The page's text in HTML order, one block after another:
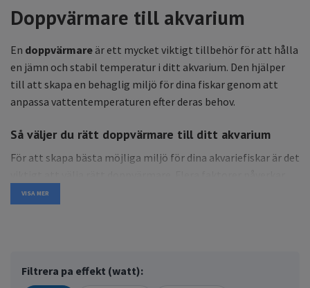
Doppvärmare till akvarium
En doppvärmare är ett mycket viktigt tillbehör för att hålla
en jämn och stabil temperatur i ditt akvarium. Den hjälper
till att skapa en behaglig miljö för dina fiskar genom att
anpassa vattentemperaturen efter deras behov.
Så väljer du rätt doppvärmare till ditt akvarium
För att skapa bästa möjliga miljö för dina akvariefiskar är det
ditt val, bland annat:
Om akvariet har lock eller är öppet
VISA MER
Filtrera pa effekt (watt):